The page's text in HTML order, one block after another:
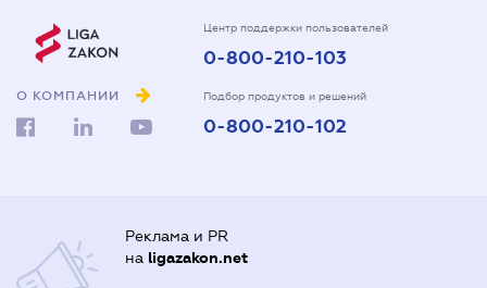
О КОМПАНИИ
Центр поддержки пользователей
0-800-210-103
Подбор продуктов и решений
0-800-210-102
Реклама и PR
на ligazakon.net